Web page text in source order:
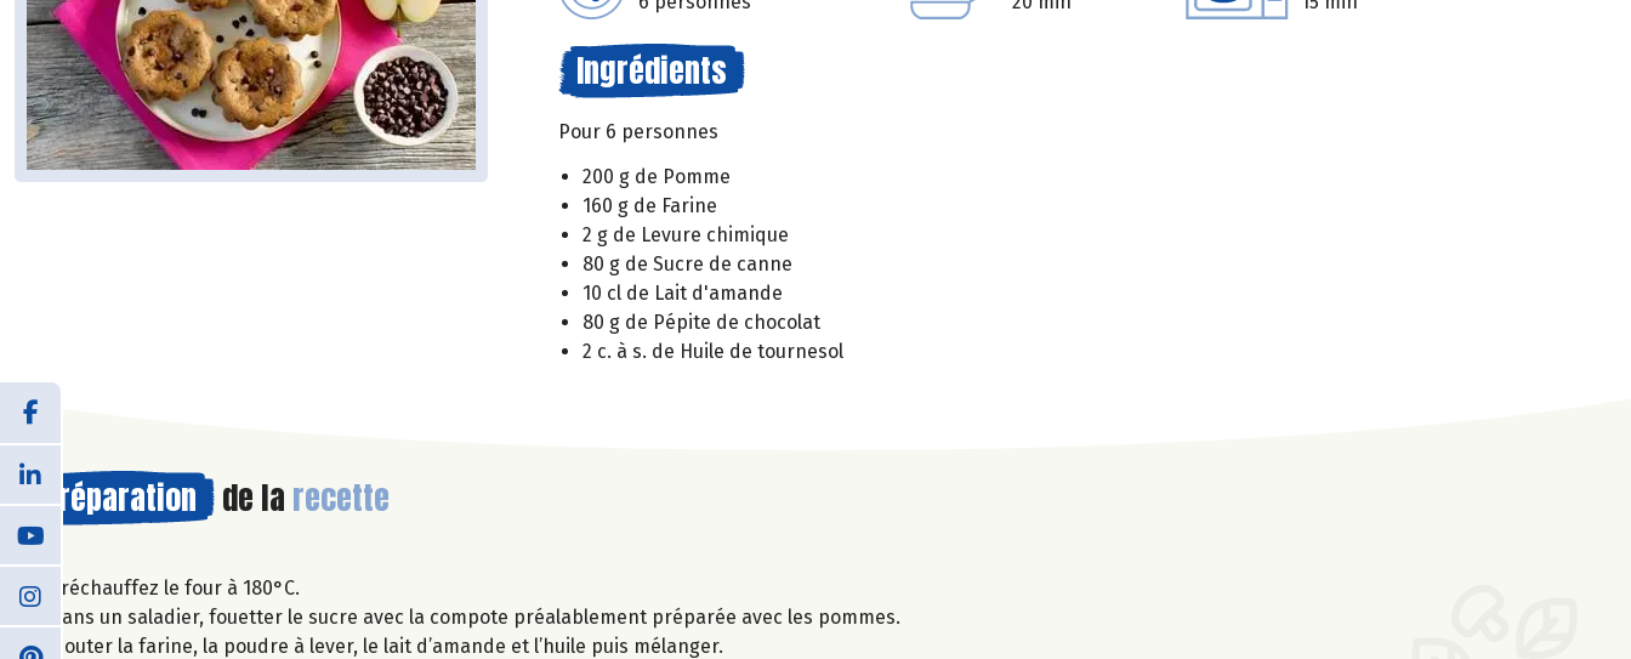
Ingrédients
Pour 6 personnes
200 g de Pomme
160 g de Farine
2 g de Levure chimique
80 g de Sucre de canne
10 cl de Lait d'amande
80 g de Pépite de chocolat
2 c. à s. de Huile de tournesol
Préparation de la recette
Préchauffez le four à 180°C.
Dans un saladier, fouetter le sucre avec la compote préalablement préparée avec les pommes.
Ajouter la farine, la poudre à lever, le lait d’amande et l’huile puis mélanger.